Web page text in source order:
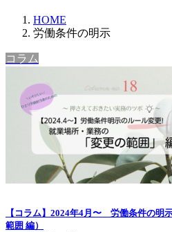
HOME
労働条件の明示
コラム
【コラム】2024年4月〜 労働条件の明
範囲 編）